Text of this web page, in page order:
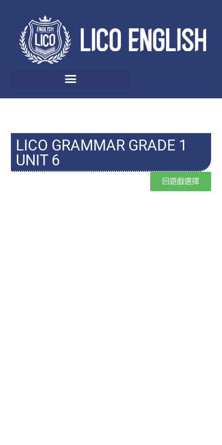
LICO GRAMMAR GRADE 1
UNIT 6
回遊戲選擇